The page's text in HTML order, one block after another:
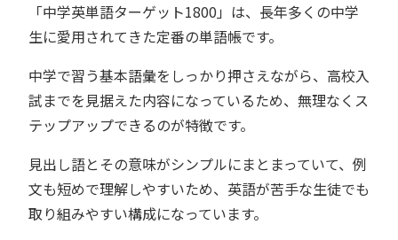
「中学英単語ターゲット1800」は、長年多くの中学
生に愛用されてきた定番の単語帳です。
中学で習う基本語彙をしっかり押さえながら、高校入
試までを見据えた内容になっているため、無理なくス
テップアップできるのが特徴です。
見出し語とその意味がシンプルにまとまっていて、例
文も短めで理解しやすいため、英語が苦手な生徒でも
取り組みやすい構成になっています。